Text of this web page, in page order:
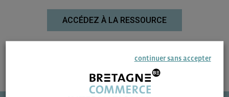
ACCÉDEZ À LA RESSOURCE
continuer sans accepter